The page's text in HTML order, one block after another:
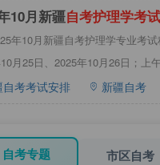
10月新疆自考护理学考试
年10月新疆自考护理学专业考
月25日、2025年10月26日；上
自考考试安排 新疆自考
自考专题 市区自考